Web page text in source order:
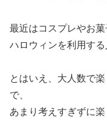
最近はコスプレやお
ハロウィンを利用する
とはいえ、大人数で
で、
あまり考えすぎずに楽